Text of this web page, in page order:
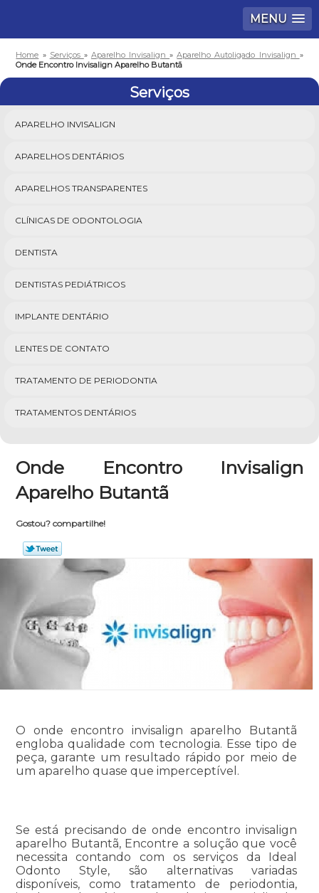
MENU
Home » Serviços » Aparelho Invisalign»Aparelho Autoligado Invisalign »
Onde Encontro Invisalign Aparelho Butantã
Serviços
APARELHO INVISALIGN
APARELHOS DENTÁRIOS
APARELHOS TRANSPARENTES
CLÍNICAS DE ODONTOLOGIA
DENTISTA
DENTISTAS PEDIÁTRICOS
IMPLANTE DENTÁRIO
LENTES DE CONTATO
TRATAMENTO DE PERIODONTIA
TRATAMENTOS DENTÁRIOS
Onde Encontro Invisalign
Aparelho Butantã
Gostou? compartilhe!
O onde encontro invisalign aparelho Butantã
engloba qualidade com tecnologia. Esse tipo de
peça, garante um resultado rápido por meio de
um aparelho quase que imperceptível.
Se está precisando de onde encontro invisalign
aparelho Butantã, Encontre a solução que você
necessita contando com os serviços da Ideal
Odonto Style, são alternativas variadas
disponíveis, como tratamento de periodontia,